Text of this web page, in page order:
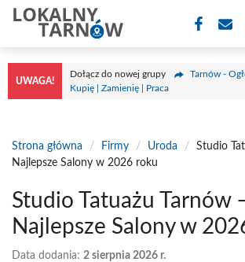
Przejdź
treści
UWAGA!
Dołącz do nowej grupy
Tarnów -
Kupię | Zamienię | Praca
Strona główna / Firmy / Uroda /
Studio
Najlepsze Salony w 2026 roku
Studio Tatuażu Tarnów
Najlepsze Salony w
Data dodania: 2 sierpnia 2026 r.